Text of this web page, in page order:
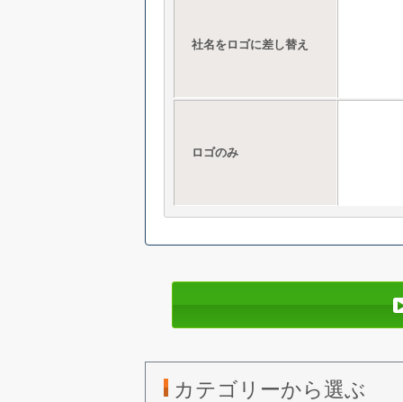
社名をロゴに差し替え
ロゴのみ
カテゴリーから選ぶ